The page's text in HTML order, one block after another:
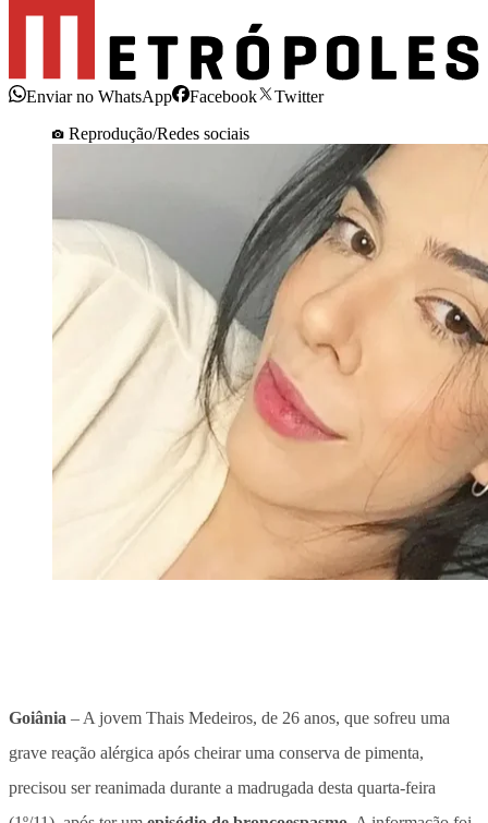
Enviar no WhatsApp Facebook
Twitter
Reprodução/Redes sociais
Goiânia – A jovem Thais Medeiros, de 26 anos, que sofreu uma
grave reação alérgica após cheirar uma conserva de pimenta,
precisou ser reanimada durante a madrugada desta quarta-feira